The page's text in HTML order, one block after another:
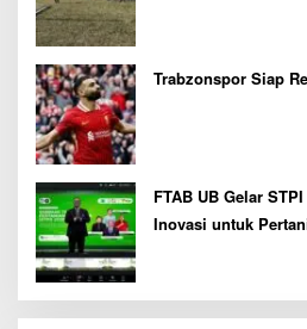
Trabzonspor Siap
FTAB UB Gelar
Inovasi untuk